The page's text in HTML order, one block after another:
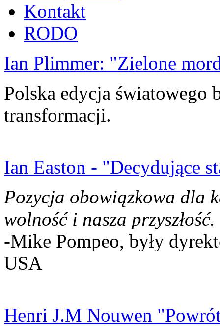
Kontakt
RODO
Ian Plimmer: "Zielone
Polska edycja światowego
transformacji.
Ian Easton - "Decydujące
Pozycja obowiązkowa dla
wolność i nasza przyszłość.
-Mike Pompeo, były
USA
Henri J.M Nouwen